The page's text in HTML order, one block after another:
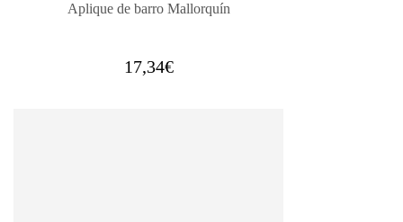
Aplique de barro Mallorquín
17,34€